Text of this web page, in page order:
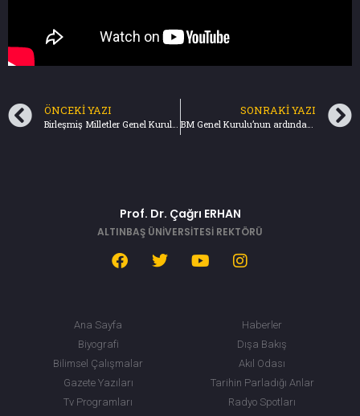
ÖNCEKI YAZI
Birleşmiş Milletler Genel Kurulunun 74. Dönem Çalışmaları Başladı
SONRAKI YAZI
BM Genel Kurulu’nun ardından… (29.09.2019) Türkiye Gazetesi
Prof. Dr. Çağrı ERHAN
ALTINBAŞ ÜNİVERSİTESİ REKTÖRÜ
Ana Sayfa
Biyografi
Bilimsel Çalışmalar
Gazete Yazıları
Tv Programları
Haberler
Dışa Bakış
Akıl Odası
Tarihin Parladığı Anlar
Radyo Spotları